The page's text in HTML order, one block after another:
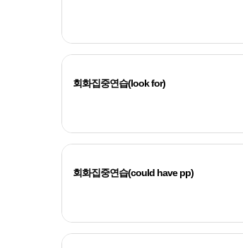
회화집중연습(look for)
회화집중연습(could have pp)